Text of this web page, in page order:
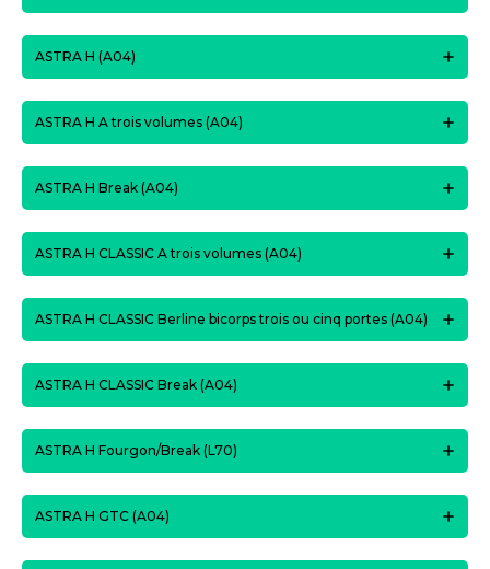
ASTRA H (A04)
ASTRA H A trois volumes (A04)
ASTRA H Break (A04)
ASTRA H CLASSIC A trois volumes (A04)
ASTRA H CLASSIC Berline bicorps trois ou cinq portes (A04)
ASTRA H CLASSIC Break (A04)
ASTRA H Fourgon/Break (L70)
ASTRA H GTC (A04)